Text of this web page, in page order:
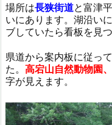
場所は長狭街道と富津
いにあります。湖沿い
ブしていたら看板を見
県道から案内板に従っ
た。 高宕山自然動物園
字が見えます。